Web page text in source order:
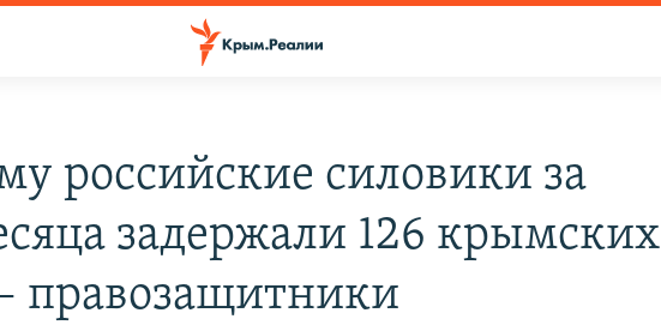
российские силовики за
задержали 126 крымских
правозащитники